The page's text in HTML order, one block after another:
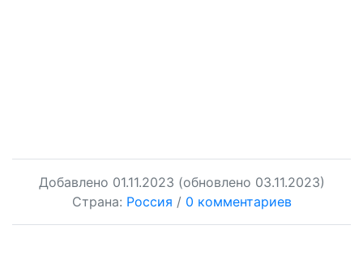
Добавлено 01.11.2023 (обновлено 03.11.2023)
Страна: Россия / 0 комментариев